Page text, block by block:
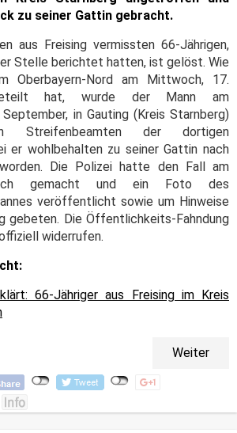
zu seiner Gattin gebracht.
aus Freising vermissten 66-Jährigen,
Stelle berichtet hatten, ist gelöst. Wie
Oberbayern-Nord am Mittwoch, 17.
hat, wurde der Mann am
September, in Gauting (Kreis Starnberg)
Streifenbeamten der dortigen
er wohlbehalten zu seiner Gattin nach
Die Polizei hatte den Fall am
gemacht und ein Foto des
veröffentlicht sowie um Hinweise
gebeten. Die Öffentlichkeits-Fahndung
widerrufen.
66-Jähriger aus Freising im Kreis
Weiter